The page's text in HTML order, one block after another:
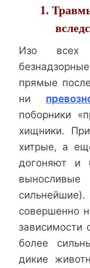
1.
Изо всех
прямые
ни
поборники
хищники.
хитрые, а
догоняют и
совершенно
зависимости
более
дикие